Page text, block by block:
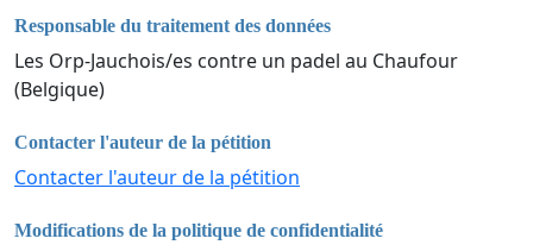
Responsable du traitement des données
Les Orp-Jauchois/es contre un padel au Chaufour
(Belgique)
Contacter l'auteur de la pétition
Contacter l'auteur de la pétition
Modifications de la politique de confidentialité